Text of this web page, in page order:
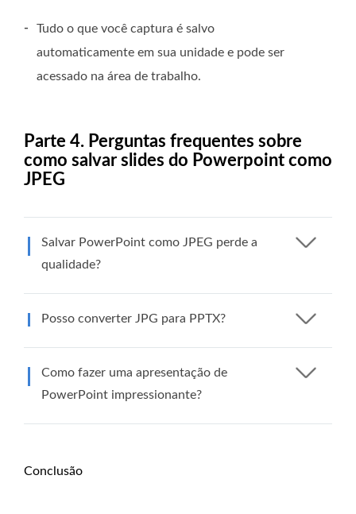
-
Tudo o que você captura é salvo
automaticamente em sua unidade e pode ser
acessado na área de trabalho.
Parte 4. Perguntas frequentes sobre
como salvar slides do Powerpoint como
JPEG
Salvar PowerPoint como JPEG perde a
qualidade?
Posso converter JPG para PPTX?
Como fazer uma apresentação de
PowerPoint impressionante?
Conclusão